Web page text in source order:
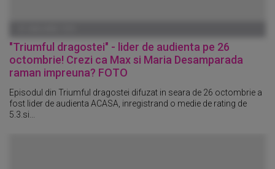
"Triumful dragostei" - lider de audienta pe 26
octombrie! Crezi ca Max si Maria Desamparada
raman impreuna? FOTO
Episodul din Triumful dragostei difuzat in seara de 26 octombrie a
fost lider de audienta ACASA, inregistrand o medie de rating de
5.3.si...